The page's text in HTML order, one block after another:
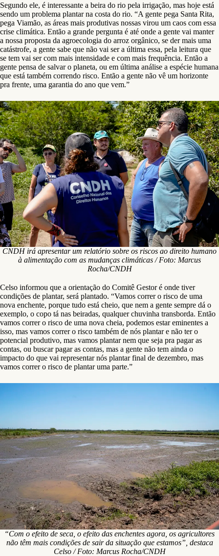
Segundo ele, é interessante a beira do rio pela irrigação, mas hoje está
sendo um problema plantar na costa do rio. “A gente pega Santa Rita,
pega Viamão, as áreas mais produtivas nossas virou um caos com essa
crise climática. Então a grande pergunta é até onde a gente vai manter
a nossa proposta da agroecologia do arroz orgânico, se der mais uma
catástrofe, a gente sabe que não vai ser a última essa, pela leitura que
se tem vai ser com mais intensidade e com mais frequência. Então a
gente pensa de salvar o planeta, ou em última análise a espécie humana
que está também correndo risco. Então a gente não vê um horizonte
pra frente, uma garantia do ano que vem.”
CNDH irá apresentar um relatório sobre os riscos ao direito humano
à alimentação com as mudanças climáticas / Foto: Marcus
Rocha/CNDH
Celso informou que a orientação do Comitê Gestor é onde tiver
condições de plantar, será plantado. “Vamos correr o risco de uma
nova enchente, porque tudo está cheio, que nem a gente sempre dá o
exemplo, o copo tá nas beiradas, qualquer chuvinha transborda. Então
vamos correr o risco de uma nova cheia, podemos estar eminentes a
isso, mas vamos correr o risco também de nós plantar e não ter o
potencial produtivo, mas vamos plantar nem que seja pra pagar as
contas, ou buscar pagar as contas, mas a gente não tem ainda o
impacto do que vai representar nós plantar final de dezembro, mas
vamos correr o risco de plantar uma parte.”
“Com o efeito de seca, o efeito das enchentes agora, os agricultores
não têm mais condições de sair da situação que estamos”, destaca
Celso / Foto: Marcus Rocha/CNDH